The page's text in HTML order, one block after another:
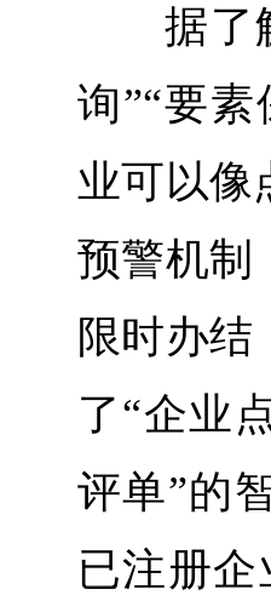
据了
询”“要
业可以像
预警机制
限时办结
了“企业
评单”的
已注册企